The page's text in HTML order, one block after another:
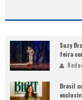
Suzy
feira
Brasil